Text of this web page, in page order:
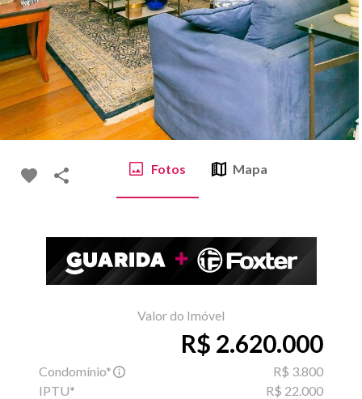
Fotos Mapa
Valor do Imóvel
R$ 2.620.000
Condomínio*
R$ 3.800
IPTU*
R$ 22.000